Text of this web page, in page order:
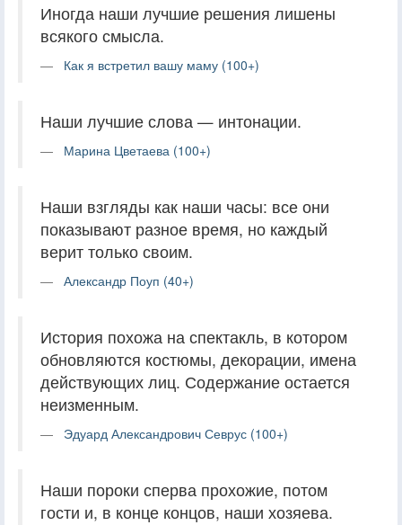
Иногда наши лучшие решения лишены
всякого смысла.
Как я встретил вашу маму (100+)
Наши лучшие слова — интонации.
Марина Цветаева (100+)
Наши взгляды как наши часы: все они
показывают разное время, но каждый
верит только своим.
Александр Поуп (40+)
История похожа на спектакль, в котором
обновляются костюмы, декорации, имена
действующих лиц. Содержание остается
неизменным.
Эдуард Александрович Севрус (100+)
Наши пороки сперва прохожие, потом
гости и, в конце концов, наши хозяева.